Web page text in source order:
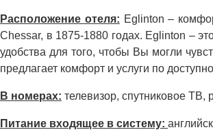
Расположение отеля: Eglinton –
Chessar, в 1875-1880 годах. Eglinton –
удобства для того, чтобы Вы могли
предлагает комфорт и услуги по
В номерах: телевизор, спутниковое ТВ,
Питание входящее в систему: